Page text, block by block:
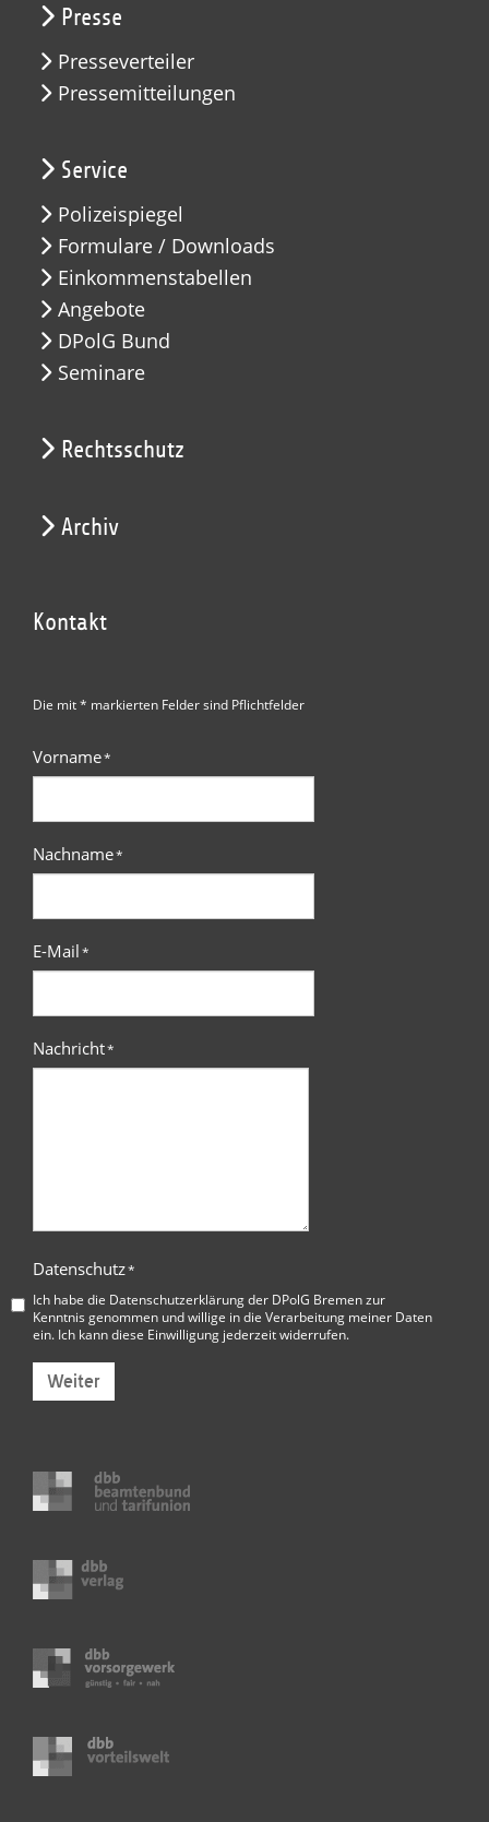
Presse
Presseverteiler
Pressemitteilungen
Service
Polizeispiegel
Formulare / Downloads
Einkommenstabellen
Angebote
DPolG Bund
Seminare
Rechtsschutz
Archiv
Kontakt
Die mit * markierten Felder sind Pflichtfelder
Vorname*
Nachname*
E-Mail*
Nachricht*
Datenschutz*
Ich habe die Datenschutzerklärung der DPolG Bremenzur
Kenntnis genommen und willige in die Verarbeitung meiner Daten
ein. Ich kann diese Einwilligung jederzeit widerrufen.
Weiter